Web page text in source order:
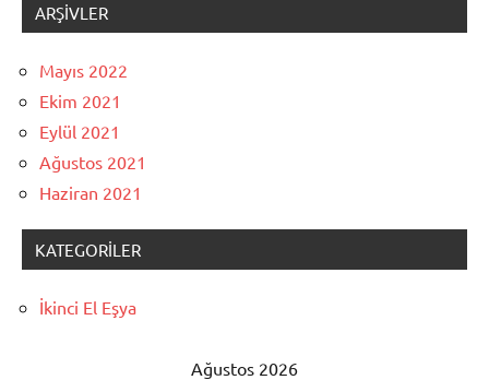
ARŞIVLER
Mayıs 2022
Ekim 2021
Eylül 2021
Ağustos 2021
Haziran 2021
KATEGORILER
İkinci El Eşya
Ağustos 2026